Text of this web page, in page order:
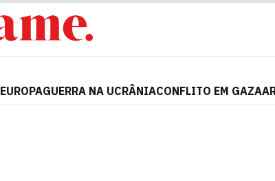
EUROPAGUERRA NA UCRÂNIACONFLITO EM GAZA